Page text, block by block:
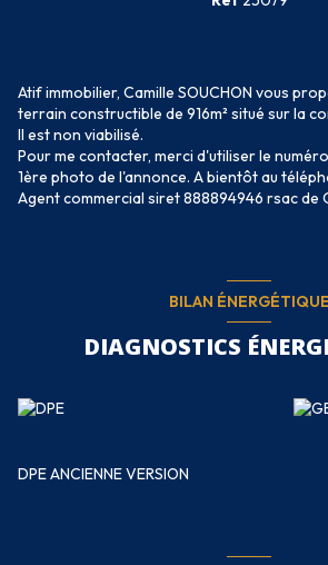
Atif immobilier, Camille SOUCHON vous
terrain constructible de 916m² situé sur la
Il est non viabilisé.
Pour me contacter, merci d'utiliser le
1ère photo de l'annonce. A bientôt au
Agent commercial siret 888894946 rsac de
BILAN ÉNERGÉTIQUE
DIAGNOSTICS
DPE ANCIENNE VERSION